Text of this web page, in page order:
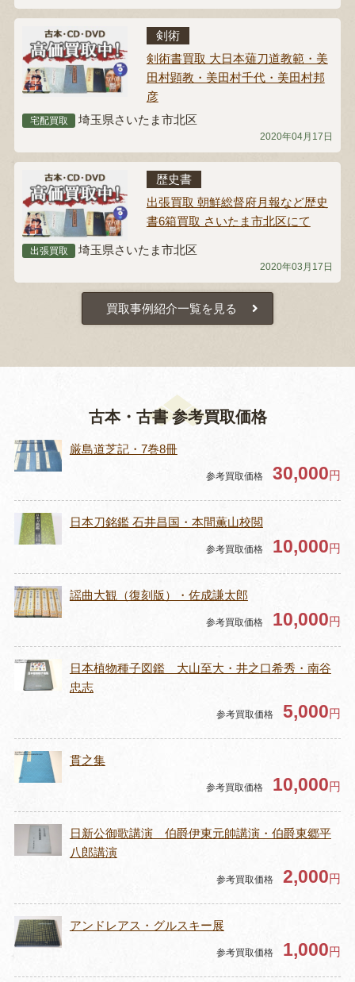
剣術
剣術書買取 大日本薙刀道教範・美
田村顕教・美田村千代・美田村邦
彦
宅配買取 埼玉県さいたま市北区
2020年04月17日
歴史書
出張買取 朝鮮総督府月報など歴史
書6箱買取 さいたま市北区にて
出張買取 埼玉県さいたま市北区
2020年03月17日
買取事例紹介一覧を見る
古本・古書 参考買取価格
厳島道芝記・7巻8冊
参考買取価格 30,000円
日本刀銘鑑 石井昌国・本間薫山校閲
参考買取価格 10,000円
謡曲大観（復刻版）・佐成謙太郎
参考買取価格 10,000円
日本植物種子図鑑 大山至大・井之口希秀・南谷
忠志
参考買取価格 5,000円
貫之集
参考買取価格 10,000円
日新公御歌講演 伯爵伊東元帥講演・伯爵東郷平
八郎講演
参考買取価格 2,000円
アンドレアス・グルスキー展
参考買取価格 1,000円